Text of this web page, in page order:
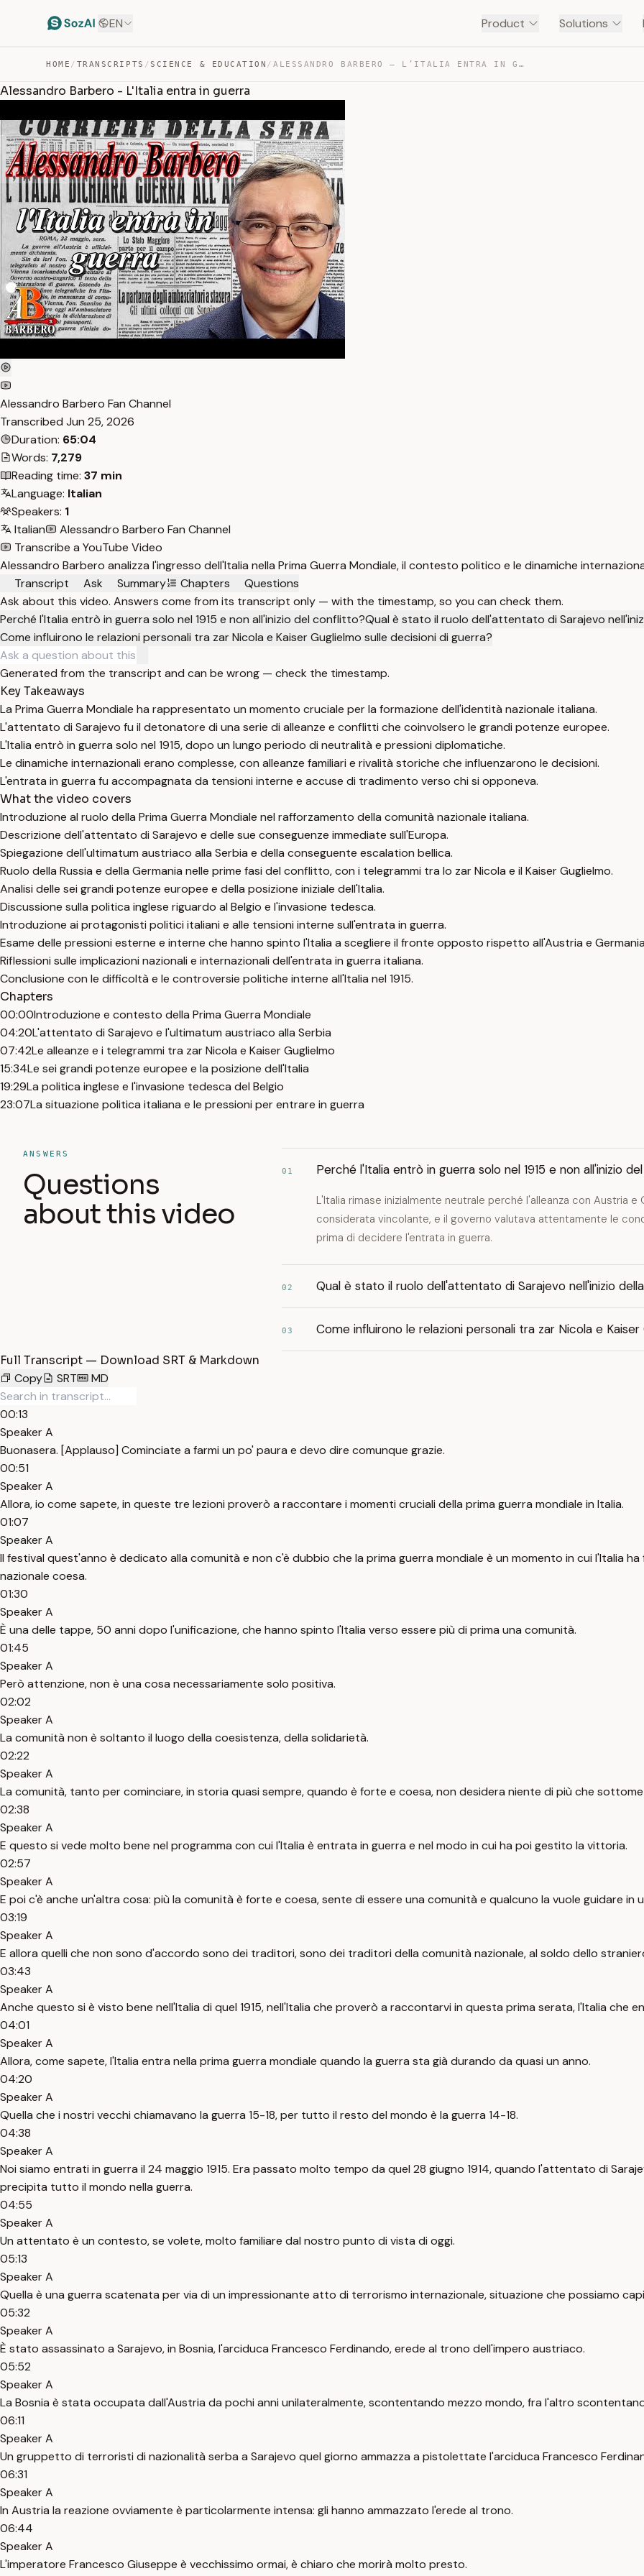
EN Product Solutions
HOME / TRANSCRIPTS /SCIENCE & EDUCATION / ALESSANDRO BARBERO – L’ITALIA ENTRA IN GUERRA — TRANSCRIPT
Alessandro Barbero - L'Italia entra in guerra
Alessandro Barbero Fan Channel
Transcribed Jun 25, 2026
Duration: 65:04
Words: 7,279
Reading time: 37 min
Language: Italian
Speakers: 1
Italian
Alessandro Barbero Fan Channel
Transcribe a YouTube Video
Alessandro Barbero analizza l'ingresso dell'Italia nella Prima Guerra Mondiale, il contesto politico e le dinamiche
Transcript
Ask Summary Chapters
Questions
Ask about this video. Answers come from its transcript only — with the timestamp, so you can check them.
Perché l'Italia entrò in guerra solo nel 1915 e non all'inizio del conflitto?Qual è stato il ruolo dell'attentato di Sarajevo
Come influirono le relazioni personali tra zar Nicola e Kaiser Guglielmo sulle decisioni di guerra?
Generated from the transcript and can be wrong — check the timestamp.
Key Takeaways
La Prima Guerra Mondiale ha rappresentato un momento cruciale per la formazione dell'identità nazionale italiana.
L'attentato di Sarajevo fu il detonatore di una serie di alleanze e conflitti che coinvolsero le grandi potenze europee.
L'Italia entrò in guerra solo nel 1915, dopo un lungo periodo di neutralità e pressioni diplomatiche.
Le dinamiche internazionali erano complesse, con alleanze familiari e rivalità storiche che influenzarono le decisioni.
L'entrata in guerra fu accompagnata da tensioni interne e accuse di tradimento verso chi si opponeva.
What the video covers
Introduzione al ruolo della Prima Guerra Mondiale nel rafforzamento della comunità nazionale italiana.
Descrizione dell'attentato di Sarajevo e delle sue conseguenze immediate sull'Europa.
Spiegazione dell'ultimatum austriaco alla Serbia e della conseguente escalation bellica.
Ruolo della Russia e della Germania nelle prime fasi del conflitto, con i telegrammi tra lo zar Nicola e il Kaiser Guglielmo.
Analisi delle sei grandi potenze europee e della posizione iniziale dell'Italia.
Discussione sulla politica inglese riguardo al Belgio e l'invasione tedesca.
Introduzione ai protagonisti politici italiani e alle tensioni interne sull'entrata in guerra.
Esame delle pressioni esterne e interne che hanno spinto l'Italia a scegliere il fronte opposto rispetto all'Austria e
Riflessioni sulle implicazioni nazionali e internazionali dell'entrata in guerra italiana.
Conclusione con le difficoltà e le controversie politiche interne all'Italia nel 1915.
Chapters
00:00Introduzione e contesto della Prima Guerra Mondiale
04:20L'attentato di Sarajevo e l'ultimatum austriaco alla Serbia
07:42Le alleanze e i telegrammi tra zar Nicola e Kaiser Guglielmo
15:34Le sei grandi potenze europee e la posizione dell'Italia
19:29La politica inglese e l'invasione tedesca del Belgio
23:07La situazione politica italiana e le pressioni per entrare in guerra
ANSWERS
Questions
about this video
01 Perché l'Italia entrò in guerra solo nel 1915 e non all'inizio
L'Italia rimase inizialmente neutrale perché l'alleanza con Austria e
considerata vincolante, e il governo valutava attentamente le
prima di decidere l'entrata in guerra.
02 Qual è stato il ruolo dell'attentato di Sarajevo nell'inizio
03 Come influirono le relazioni personali tra zar Nicola e
Full Transcript — Download SRT & Markdown
Copy
SRT MD
00:13
Speaker A
Buonasera. [Applauso] Cominciate a farmi un po' paura e devo dire comunque grazie.
00:51
Speaker A
Allora, io come sapete, in queste tre lezioni proverò a raccontare i momenti cruciali della prima guerra mondiale in Italia.
01:07
Speaker A
Il festival quest'anno è dedicato alla comunità e non c'è dubbio che la prima guerra mondiale è un momento in cui l'Italia
nazionale coesa.
01:30
Speaker A
È una delle tappe, 50 anni dopo l'unificazione, che hanno spinto l'Italia verso essere più di prima una comunità.
01:45
Speaker A
Però attenzione, non è una cosa necessariamente solo positiva.
02:02
Speaker A
La comunità non è soltanto il luogo della coesistenza, della solidarietà.
02:22
Speaker A
La comunità, tanto per cominciare, in storia quasi sempre, quando è forte e coesa, non desidera niente di più che
02:38
Speaker A
E questo si vede molto bene nel programma con cui l'Italia è entrata in guerra e nel modo in cui ha poi gestito la vittoria.
02:57
Speaker A
E poi c'è anche un'altra cosa: più la comunità è forte e coesa, sente di essere una comunità e qualcuno la vuole guidare
03:19
Speaker A
E allora quelli che non sono d'accordo sono dei traditori, sono dei traditori della comunità nazionale, al soldo dello
03:43
Speaker A
Anche questo si è visto bene nell'Italia di quel 1915, nell'Italia che proverò a raccontarvi in questa prima serata, l'Italia che
04:01
Speaker A
Allora, come sapete, l'Italia entra nella prima guerra mondiale quando la guerra sta già durando da quasi un anno.
04:20
Speaker A
Quella che i nostri vecchi chiamavano la guerra 15-18, per tutto il resto del mondo è la guerra 14-18.
04:38
Speaker A
Noi siamo entrati in guerra il 24 maggio 1915. Era passato molto tempo da quel 28 giugno 1914, quando l'attentato di
precipita tutto il mondo nella guerra.
04:55
Speaker A
Un attentato è un contesto, se volete, molto familiare dal nostro punto di vista di oggi.
05:13
Speaker A
Quella è una guerra scatenata per via di un impressionante atto di terrorismo internazionale, situazione che possiamo
05:32
Speaker A
È stato assassinato a Sarajevo, in Bosnia, l'arciduca Francesco Ferdinando, erede al trono dell'impero austriaco.
05:52
Speaker A
La Bosnia è stata occupata dall'Austria da pochi anni unilateralmente, scontentando mezzo mondo, fra l'altro
06:11
Speaker A
Un gruppetto di terroristi di nazionalità serba a Sarajevo quel giorno ammazza a pistolettate l'arciduca Francesco
06:31
Speaker A
In Austria la reazione ovviamente è particolarmente intensa: gli hanno ammazzato l'erede al trono.
06:44
Speaker A
L'imperatore Francesco Giuseppe è vecchissimo ormai, è chiaro che morirà molto presto.